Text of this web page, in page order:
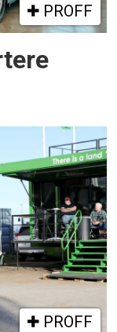
PROFF
PROFF